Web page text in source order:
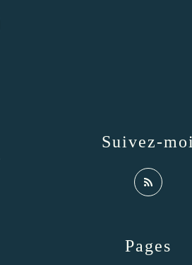
Pages
Suivez-moi